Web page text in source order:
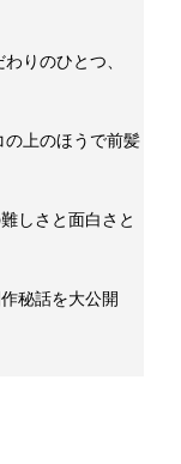
りのひとつ、
の上のほうで前髪
しさと面白さと
秘話を大公開